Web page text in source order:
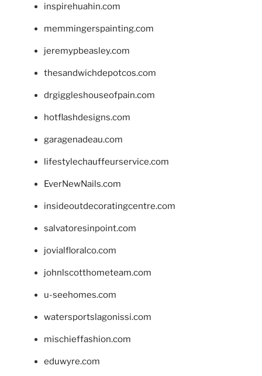
inspirehuahin.com
memmingerspainting.com
jeremypbeasley.com
thesandwichdepotcos.com
drgiggleshouseofpain.com
hotflashdesigns.com
garagenadeau.com
lifestylechauffeurservice.com
EverNewNails.com
insideoutdecoratingcentre.com
salvatoresinpoint.com
jovialfloralco.com
johnlscotthometeam.com
u-seehomes.com
watersportslagonissi.com
mischieffashion.com
eduwyre.com